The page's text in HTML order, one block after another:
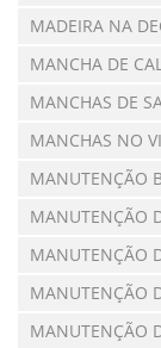
MADEIRA NA
MANCHA DE
MANCHAS DE
MANCHAS NO
MANUTENÇÃO
MANUTENÇÃO
MANUTENÇÃO
MANUTENÇÃO
MANUTENÇÃO